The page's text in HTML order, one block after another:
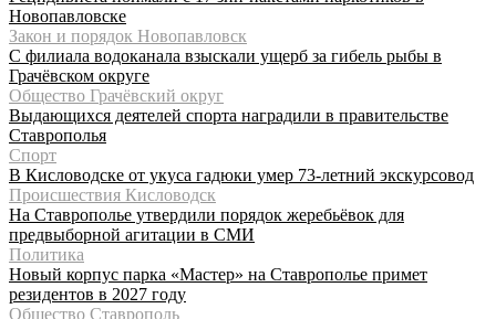
Новопавловске
Закон и порядок Новопавловск
С филиала водоканала взыскали ущерб за гибель рыбы в
Грачёвском округе
Общество Грачёвский округ
Выдающихся деятелей спорта наградили в правительстве
Ставрополья
Спорт
В Кисловодске от укуса гадюки умер 73-летний экскурсовод
Происшествия Кисловодск
На Ставрополье утвердили порядок жеребьёвок для
предвыборной агитации в СМИ
Политика
Новый корпус парка «Мастер» на Ставрополье примет
резидентов в 2027 году
Общество Ставрополь